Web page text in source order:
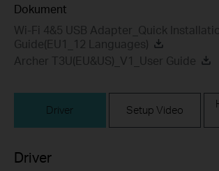
Dokument
Wi-Fi 4&5 USB Adapter_Quick
Guide(EU1_12 Languages)
Archer T3U(EU&US)_V1_User Guide
Driver Setup Video
Driver